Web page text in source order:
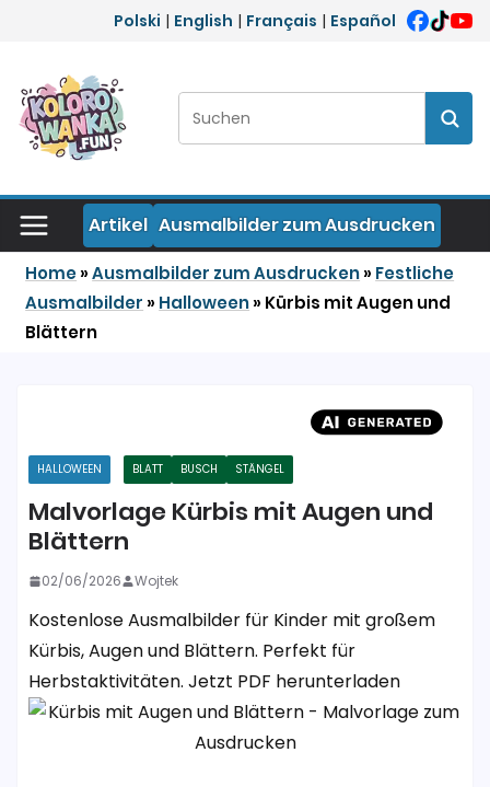
Zum Inhalt springen
Polski | English | Français | Español
Suchen:
Artikel Ausmalbilder zum Ausdrucken
Home»Ausmalbilder zum Ausdrucken» Festliche
Ausmalbilder » Halloween» Kürbis mit Augen und
Blättern
HALLOWEEN BLATT BUSCH STÄNGEL
Malvorlage Kürbis mit Augen und
Blättern
02/06/2026 Wojtek
Kostenlose Ausmalbilder für Kinder mit großem
Kürbis, Augen und Blättern. Perfekt für
Herbstaktivitäten. Jetzt PDF herunterladen